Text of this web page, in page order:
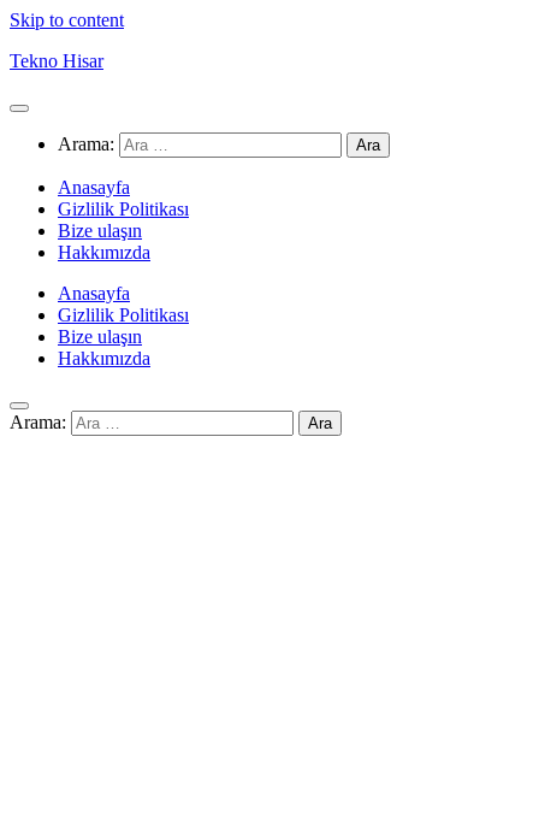
Skip to content
Tekno Hisar
Arama:
Anasayfa
Gizlilik Politikası
Bize ulaşın
Hakkımızda
Anasayfa
Gizlilik Politikası
Bize ulaşın
Hakkımızda
Arama: